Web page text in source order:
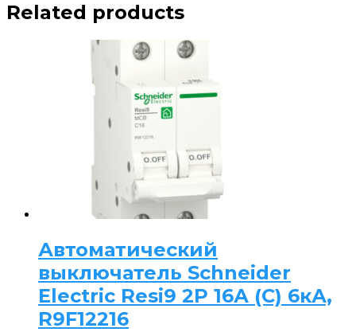
Related products
Автоматический
выключатель Schneider
Electric Resi9 2P 16А (C) 6кА,
R9F12216